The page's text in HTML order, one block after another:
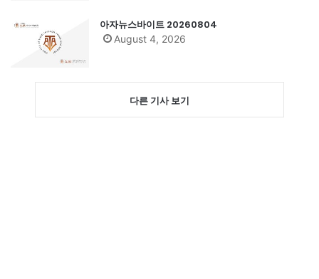
아자뉴스바이트 20260804
August 4, 2026
다른 기사 보기